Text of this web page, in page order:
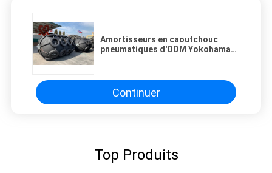
Amortisseurs en caoutchouc
pneumatiques d'ODM Yokohama
Continuer
Top Produits